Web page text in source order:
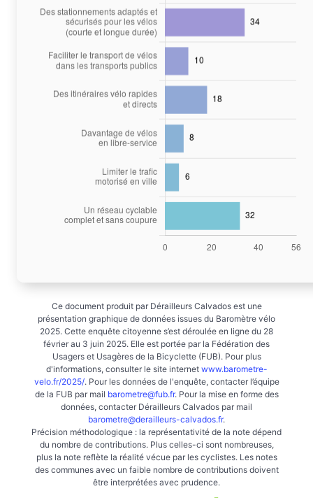
Ce document produit par Dérailleurs Calvados est une
présentation graphique de données issues du Baromètre vélo
2025. Cette enquête citoyenne s’est déroulée en ligne du 28
février au 3 juin 2025. Elle est portée par la Fédération des
Usagers et Usagères de la Bicyclette (FUB). Pour plus
d'informations, consulter le site internet www.barometre-
velo.fr/2025/. Pour les données de l'enquête, contacter l’équipe
de la FUB par mail barometre@fub.fr. Pour la mise en forme des
données, contacter Dérailleurs Calvados par mail
barometre@derailleurs-calvados.fr.
Précision méthodologique : la représentativité de la note dépend
du nombre de contributions. Plus celles-ci sont nombreuses,
plus la note reflète la réalité vécue par les cyclistes. Les notes
des communes avec un faible nombre de contributions doivent
être interprétées avec prudence.